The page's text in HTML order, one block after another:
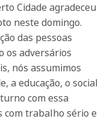
Cidade agradeceu
neste domingo.
das pessoas
os adversários
nós assumimos
a educação, o social
com essa
com trabalho sério e